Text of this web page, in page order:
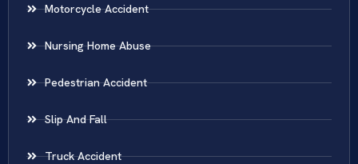
Motorcycle Accident
Nursing Home Abuse
Pedestrian Accident
Slip And Fall
Truck Accident